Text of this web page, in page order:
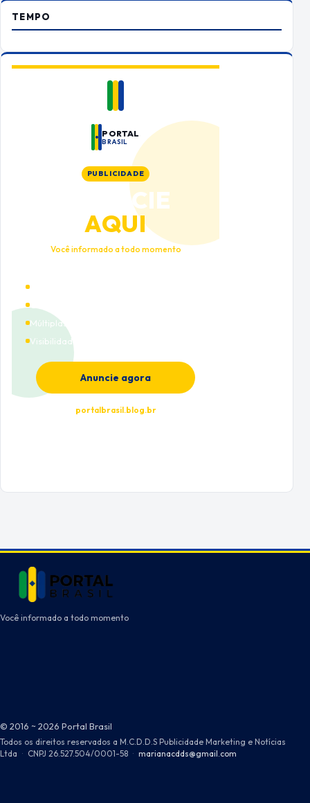
TEMPO
PORTAL
BRASIL
PUBLICIDADE
ANUNCIE
AQUI
Você informado a todo momento
Múltiplas categorias
Visibilidade premium
Anuncie agora
portalbrasil.blog.br
Você informado a todo momento
© 2016 ~ 2026 Portal Brasil
Todos os direitos reservados a M.C.D.D.S Publicidade Marketing e Notícias
Ltda · CNPJ 26.527.504/0001-58 · marianacdds@gmail.com